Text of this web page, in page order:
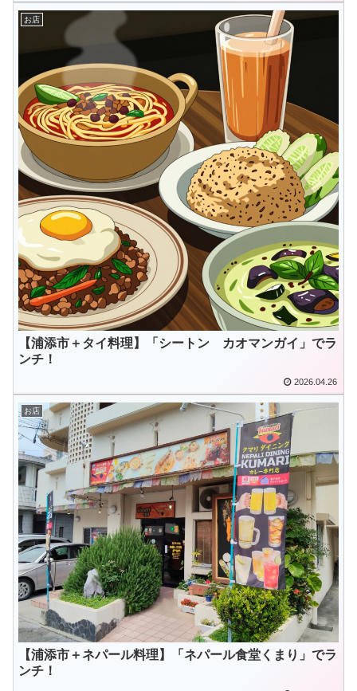
お店
【浦添市＋タイ料理】「シートン カオマンガイ」でラ
ンチ！
2026.04.26
お店
【浦添市＋ネパール料理】「ネパール食堂くまり」でラ
ンチ！